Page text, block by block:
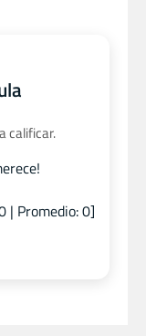
calificar.
| Promedio:0]